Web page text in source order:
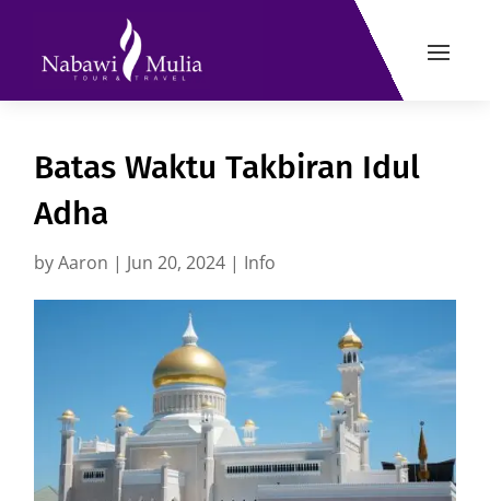
Batas Waktu Takbiran Idul
Adha
byAaron | Jun 20, 2024 | Info